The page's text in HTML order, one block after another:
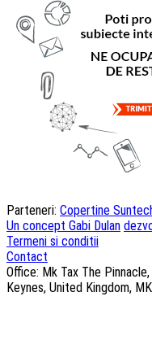
Parteneri: Copertine
Un concept Gabi Dulan
Termeni si conditii
Contact
Office: Mk Tax The
Keynes, United Kingdom,